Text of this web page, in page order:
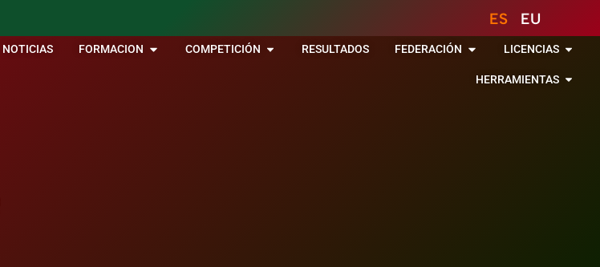
ES EU
NOTICIAS FORMACION COMPETICIÓN RESULTADOS FEDERACIÓN LICENCIAS
HERRAMIENTAS